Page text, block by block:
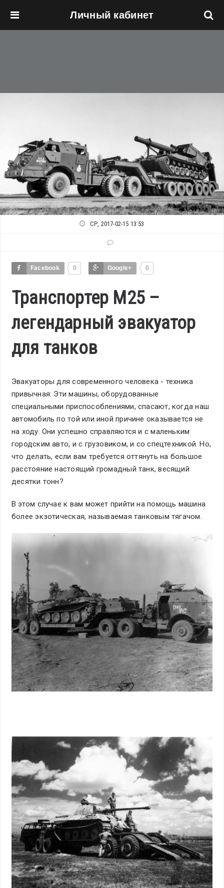
Личный кабинет
СР, 2017-02-15 13:53
Facebook 0 Google+ 0
Транспортер М25 –
легендарный эвакуатор
для танков
Эвакуаторы для современного человека - техника
привычная. Эти машины, оборудованные
специальными приспособлениями, спасают, когда наш
автомобиль по той или иной причине оказывается не
на ходу. Они успешно справляются и с маленьким
городским авто, и с грузовиком, и со спецтехникой. Но,
что делать, если вам требуется оттянуть на большое
расстояние настоящий громадный танк, весящий
десятки тонн?
В этом случае к вам может прийти на помощь машина
более экзотическая, называемая танковым тягачом.